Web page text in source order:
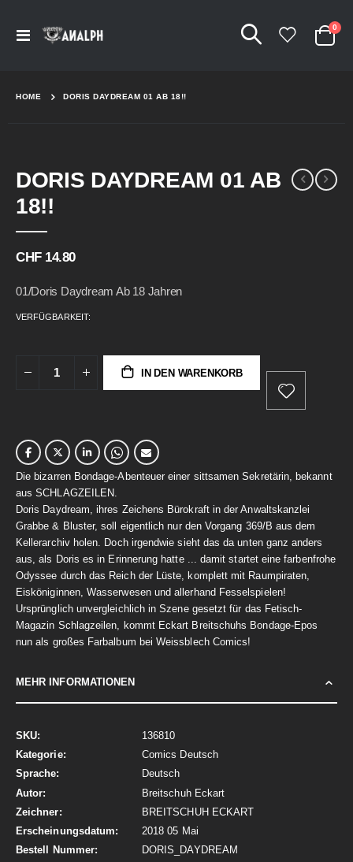
Navigation
Cart
0
HOME DORIS DAYDREAM 01 AB 18!!
DORIS DAYDREAM 01 AB
18!!
CHF 14.80
01/Doris Daydream Ab 18 Jahren
VERFÜGBARKEIT:
IN DEN WARENKORB
Die bizarren Bondage-Abenteuer einer sittsamen Sekretärin, bekannt
aus SCHLAGZEILEN.
Doris Daydream, ihres Zeichens Bürokraft in der Anwaltskanzlei
Grabbe & Bluster, soll eigentlich nur den Vorgang 369/B aus dem
Kellerarchiv holen. Doch irgendwie sieht das da unten ganz anders
aus, als Doris es in Erinnerung hatte ... damit startet eine farbenfrohe
Odyssee durch das Reich der Lüste, komplett mit Raumpiraten,
Eisköniginnen, Wasserwesen und allerhand Fesselspielen!
Ursprünglich unvergleichlich in Szene gesetzt für das Fetisch-
Magazin Schlagzeilen, kommt Eckart Breitschuhs Bondage-Epos
nun als großes Farbalbum bei Weissblech Comics!
MEHR INFORMATIONEN
Mehr
Informationen
136810
Comics Deutsch
Deutsch
Breitschuh Eckart
BREITSCHUH ECKART
2018 05 Mai
DORIS_DAYDREAM
to
the
end
images
to
the
beginning
images